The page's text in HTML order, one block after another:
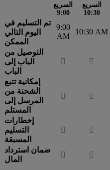
السريع
9:00
السريع
10:30
تم التسليم في
اليوم التالي
الممكن
9:00
AM
10:30 AM
التوصيل من
الباب إلى
الباب
 
إمكانية تتبع
الشحنة من
المرسل إلى
المستلم
 
إخطارات
التسليم
المسبقة
 
ضمان استرداد
المال
 